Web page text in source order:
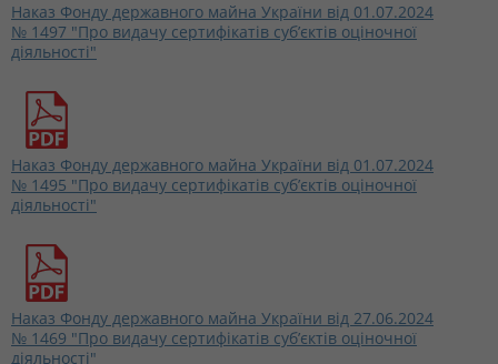
Наказ Фонду державного майна України від 01.07.2024
№ 1497 "Про видачу сертифікатів суб’єктів оціночної
діяльності"
Наказ Фонду державного майна України від 01.07.2024
№ 1495 "Про видачу сертифікатів суб’єктів оціночної
діяльності"
Наказ Фонду державного майна України від 27.06.2024
№ 1469 "Про видачу сертифікатів суб’єктів оціночної
діяльності"